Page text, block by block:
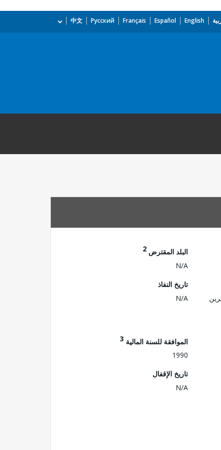
English
Español
Français
Русский
中文
البلد المقترض 2
N/A
تاريخ النفاذ
N/A
الموافقة للسنة المالية 3
1990
تاريخ الإقفال
N/A